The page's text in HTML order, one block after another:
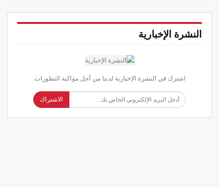
النشرة الإخبارية
اشترك في النشرة الإخبارية لدينا من أجل مواكبة التطورات.
الاشتراك